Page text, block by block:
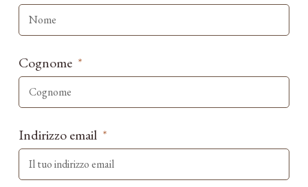
Cognome
Indirizzo email